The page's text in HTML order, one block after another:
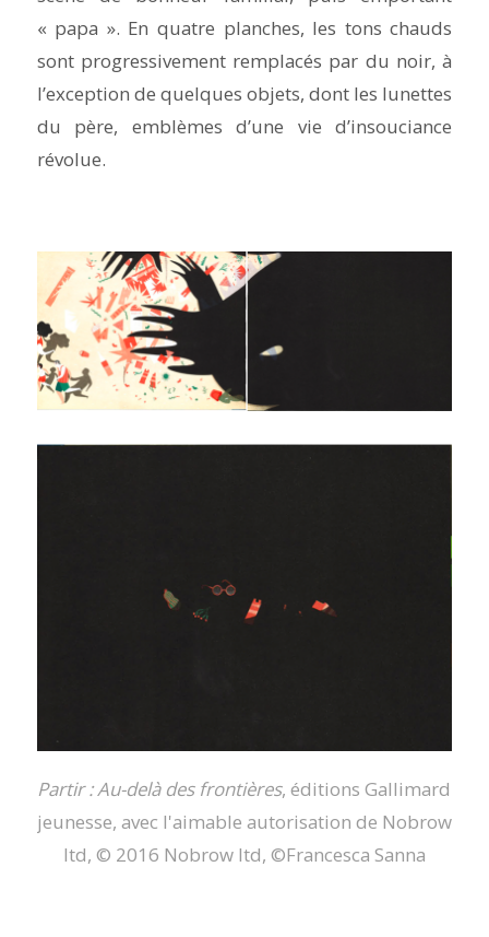
« papa ». En quatre planches, les tons chauds
sont progressivement remplacés par du noir, à
l’exception de quelques objets, dont les lunettes
du père, emblèmes d’une vie d’insouciance
révolue.
Partir : Au-delà des frontières, éditions Gallimard
jeunesse, avec l'aimable autorisation de Nobrow
ltd, © 2016 Nobrow ltd, ©Francesca Sanna